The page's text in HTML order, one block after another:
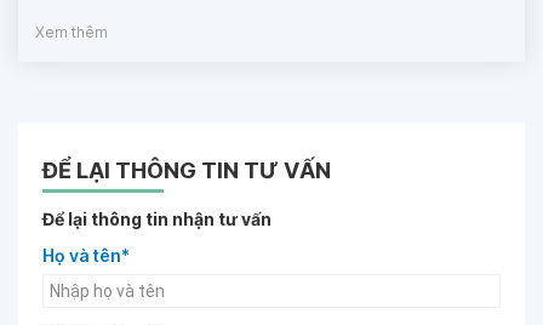
Xem thêm
ĐỂ LẠI THÔNG TIN TƯ VẤN
Để lại thông tin nhận tư vấn
Họ và tên*